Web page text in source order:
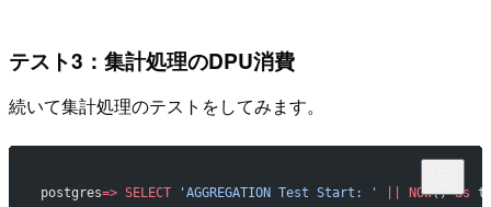
テスト3：集計処理のDPU消費
続いて集計処理のテストをしてみます。
postgres=> SELECT 'AGGREGATION Test Start: ' NOW() as